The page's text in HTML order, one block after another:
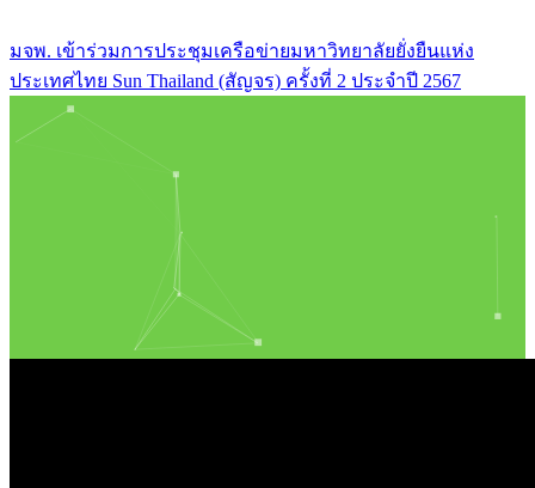
มจพ. เข้าร่วมการประชุมเครือข่ายมหาวิทยาลัยยั่งยืนแห่ง
ประเทศไทย Sun Thailand (สัญจร) ครั้งที่ 2 ประจำปี 2567